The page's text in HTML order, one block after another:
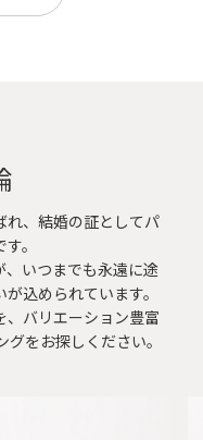
れ、結婚の証としてパ
。
いつまでも永遠に途
込められています。
バリエーション豊富
をお探しください。